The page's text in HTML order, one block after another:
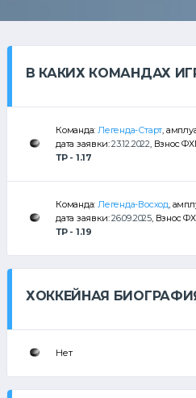
В КАКИХ КОМАНДАХ
Команда:Легенда-Старт,
дата заявки:23.12.2022, Взнос
ТР - 1.17
Команда:Легенда-Восход,
дата заявки:26.09.2025, Взнос
ТР - 1.19
ХОККЕЙНАЯ
Нет